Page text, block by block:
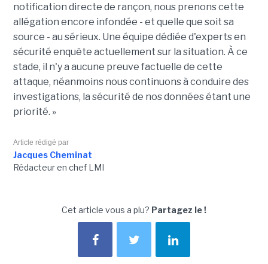
notification directe de rançon, nous prenons cette
allégation encore infondée - et quelle que soit sa
source - au sérieux. Une équipe dédiée d'experts en
sécurité enquête actuellement sur la situation. À ce
stade, il n'y a aucune preuve factuelle de cette
attaque, néanmoins nous continuons à conduire des
investigations, la sécurité de nos données étant une
priorité. »
Article rédigé par
Jacques Cheminat
Rédacteur en chef LMI
Cet article vous a plu? Partagez le !